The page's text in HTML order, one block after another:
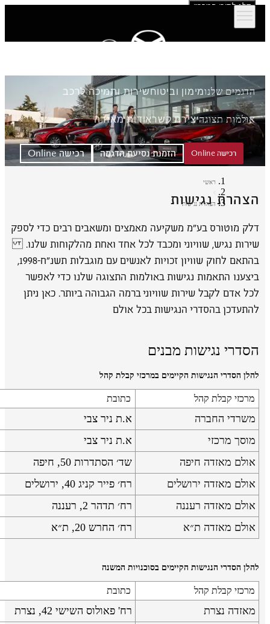
דלג לתוכן המרכזי
הדגמים שלנומימון וביטוחשירות ותמיכה לרכב
אולמות תצוגהיצירת קשראודות מאזדה
רכישה Online הזמנת נסיעת הדגמה רכישה Online
ראשי
הצהרת נגישות
הצהרת נגישות
דלק מוטורס בע"מ משקיעה מאמצים ומשאבים רבים כדי לספק
שירות נגיש, שוויוני ומכבד לכל אחד ואחת מהלקוחות שלנו.
בהתאם לחוק שוויון זכויות לאנשים עם מוגבלות תשנ״ח-1998,
ביצענו התאמות נגישות באולמות התצוגה שלנו כדי לאפשר
לכל אדם לקבל שירות שוויוני ברמה הגבוהה ביותר. כאן ניתן
להתעדכן בהסדרי הנגישות בכל אולם
הסדרי נגישות מבנים
להלן הסדרי הנגישות הקיימים במרכזי קבלת קהל
מרכזי קבלת קהל כתובת
משרדי החברה
א.ת ניר צבי
מוסך מרכזי
א.ת ניר צבי
אולם מאזדה חיפה
שד׳ הסתדרות 50, חיפה
אולם מאזדה ירושלים
רח׳ פייר קניג 40, ירושלים
אולם מאזדה רעננה
רח׳ תדהר 2, רעננה
אולם מאזדה ת״א
רח׳ החרש 20, ת״א
להלן הסדרי הנגישות הקיימים בסוכנויות המשנה
מרכזי קבלת קהל כתובת
מאזדה נצרת
רח' פאולוס השישי 42, נצרת